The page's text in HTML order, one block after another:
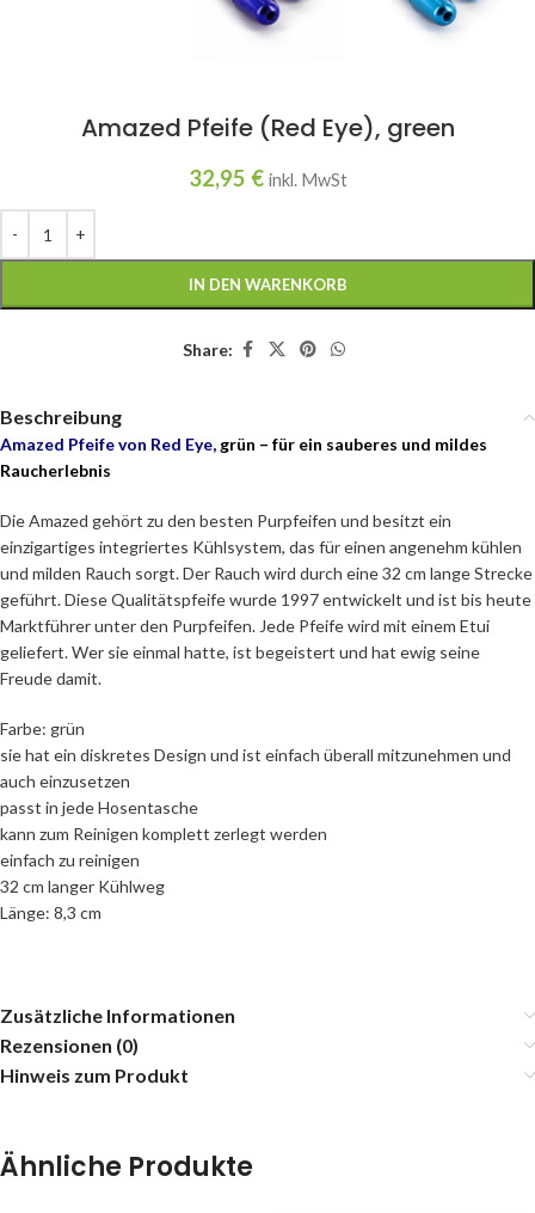
Amazed Pfeife (Red Eye), green
32,95 € inkl. MwSt
IN DEN WARENKORB
Share:
Beschreibung
Amazed Pfeife von Red Eye,grün – für ein sauberes und mildes
Raucherlebnis
Die Amazed gehört zu den besten Purpfeifen und besitzt ein
einzigartiges integriertes Kühlsystem, das für einen angenehm kühlen
und milden Rauch sorgt. Der Rauch wird durch eine 32 cm lange Strecke
geführt. Diese Qualitätspfeife wurde 1997 entwickelt und ist bis heute
Marktführer unter den Purpfeifen. Jede Pfeife wird mit einem Etui
geliefert. Wer sie einmal hatte, ist begeistert und hat ewig seine
Freude damit.
Farbe: grün
sie hat ein diskretes Design und ist einfach überall mitzunehmen und
auch einzusetzen
passt in jede Hosentasche
kann zum Reinigen komplett zerlegt werden
einfach zu reinigen
32 cm langer Kühlweg
Länge: 8,3 cm
Zusätzliche Informationen
Rezensionen (0)
Hinweis zum Produkt
Ähnliche Produkte